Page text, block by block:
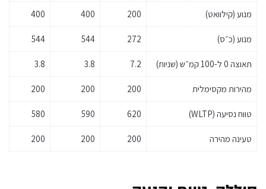
מנוע (קילוואט) 200
400
400
מנוע (כ״ס) 272
544
544
תאוצה 0 ל-100 קמ״ש (שניות) 7.2
3.8
3.8
מהירות מקסימלית 200
200
200
טווח נסיעה (WLTP) 620
590
580
טעינה מהירה 200
200
200